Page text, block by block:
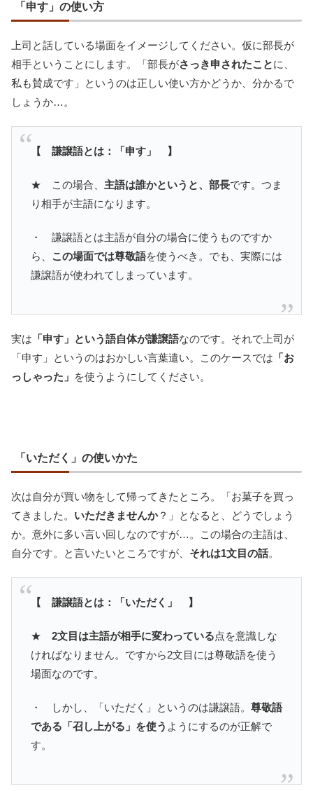
「申す」の使い方
上司と話している場面をイメージしてください。仮に部長が
相手ということにします。「部長がさっき申されたことに、
私も賛成です」というのは正しい使い方かどうか、分かるで
しょうか…。
【 謙譲語とは：「申す」 】
★ この場合、 主語は誰かというと、部長です。つま
り相手が主語になります。
・ 謙譲語とは主語が自分の場合に使うものですか
ら、 この場面では尊敬語を使うべき。でも、実際には
謙譲語が使われてしまっています。
実は 「申す」という語自体が謙譲語なのです。それで上司が
「申す」というのはおかしい言葉遣い。このケースでは 「お
っしゃった」 を使うようにしてください。
「いただく」の使いかた
次は自分が買い物をして帰ってきたところ。「お菓子を買っ
てきました。 いただきませんか？」となると、どうでしょう
か。意外に多い言い回しなのですが…。この場合の主語は、
自分です。と言いたいところですが、 それは1文目の話。
【 謙譲語とは：「いただく」 】
★ 2文目は主語が相手に変わっている点を意識しな
ければなりません。ですから2文目には尊敬語を使う
場面なのです。
・ しかし、「いただく」というのは謙譲語。 尊敬語
である「召し上がる」を使う ようにするのが正解で
す。